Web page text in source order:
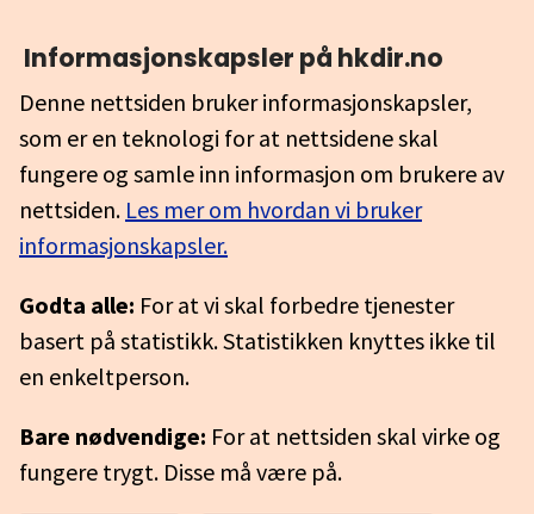
Informasjonskapsler på hkdir.no
Denne nettsiden bruker informasjonskapsler,
som er en teknologi for at nettsidene skal
fungere og samle inn informasjon om brukere av
nettsiden. Les mer om hvordan vi bruker
informasjonskapsler.
Godta alle: For at vi skal forbedre tjenester
basert på statistikk. Statistikken knyttes ikke til
en enkeltperson.
Bare nødvendige: For at nettsiden skal virke og
fungere trygt. Disse må være på.